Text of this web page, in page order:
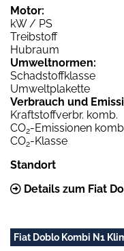
Motor:
kW / PS
Treibstoff
Hubraum
Umweltnormen:
Schadstoffklasse
Umweltplakette
Verbrauch und
Kraftstoffverbr. komb.
CO2-Emissionen
CO2-Klasse
Standort
Details zum Fiat
Fiat Doblo Kombi N1